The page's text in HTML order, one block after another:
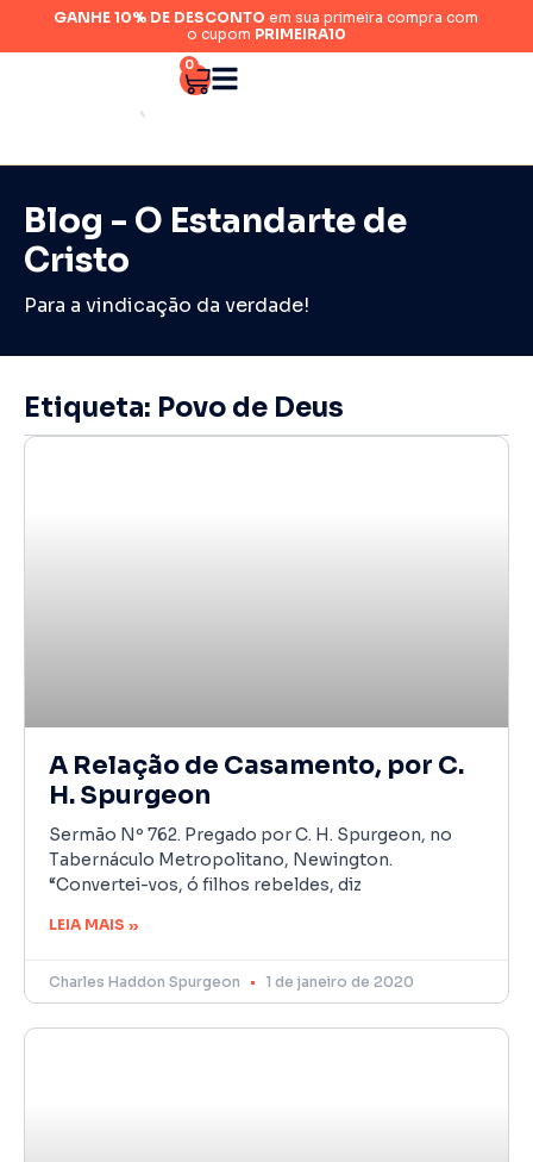
GANHE 10% DE DESCONTO em sua primeira compra com
o cupom PRIMEIRA10
0
Blog - O Estandarte de
Cristo
Para a vindicação da verdade!
Etiqueta: Povo de Deus
A Relação de Casamento, por C.
H. Spurgeon
Sermão Nº 762. Pregado por C. H. Spurgeon, no
Tabernáculo Metropolitano, Newington.
“Convertei-vos, ó filhos rebeldes, diz
LEIA MAIS »
Charles Haddon Spurgeon 1 de janeiro de 2020